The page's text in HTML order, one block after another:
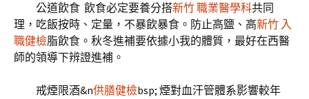
公道飲食 飲食必定要養分搭新竹 職業醫學科共同
理，吃飯按時、定量，不暴飲暴食。防止高鹽、高新竹 入
職健檢脂飲食。秋冬進補要依據小我的體質，最好在西醫
師的領導下辨證進補。
戒煙限酒&n供膳健檢bsp; 煙對血汗管體系影響較年